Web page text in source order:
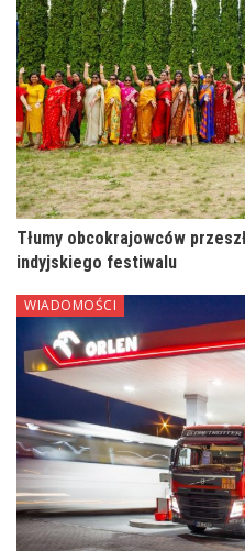
Tłumy obcokrajowców
indyjskiego festiwalu
WIADOMOŚCI